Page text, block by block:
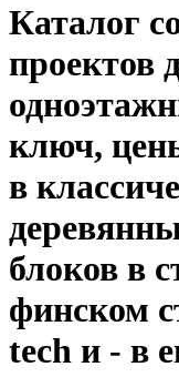
Каталог
проектов
ключ,
в
блоков в
финском
tech и - в